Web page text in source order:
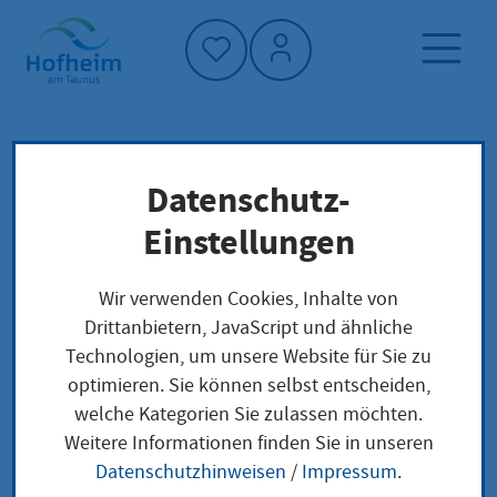
Startseite"
Neuigkeiten und Ausschreibungen
100jähriges Jubiläum der Freiwilligen
Feuerwehr Hofheim-Wallau
100jähriges Jubiläum
Datenschutz-
Einstellungen
Wir verwenden Cookies, Inhalte von
Drittanbietern, JavaScript und ähnliche
Technologien, um unsere Website für Sie zu
optimieren. Sie können selbst entscheiden,
welche Kategorien Sie zulassen möchten.
Weitere Informationen finden Sie in unseren
Datenschutzhinweisen / Impressum.